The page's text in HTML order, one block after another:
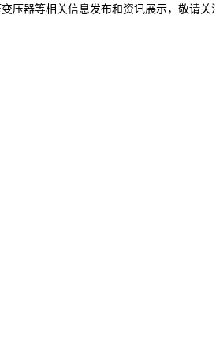
压器等相关信息发布和资讯展示，敬请关